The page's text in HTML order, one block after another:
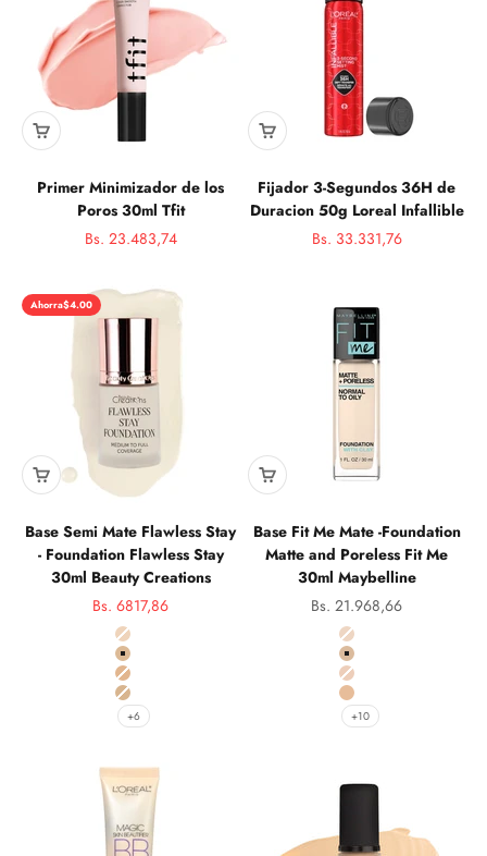
Primer Minimizador de los
Poros 30ml Tfit
Precio de oferta
Bs. 23.483,74
Fijador 3-Segundos 36H de
Duracion 50g Loreal Infallible
Precio de oferta
Bs. 33.331,76
Ahorra$4.00
Base Semi Mate Flawless Stay
- Foundation Flawless Stay
30ml Beauty Creations
Precio de oferta
Bs. 6817,86
Color
FS 2.0
FS 3.6
FS 4.0
FS 4.6
+6
Base Fit Me Mate -Foundation
Matte and Poreless Fit Me
30ml Maybelline
Precio de oferta
Bs. 21.968,66
Color
110 Porcelain Matte
118 Light Beige Matte
120 Classic Ivory
128 Warm Nude
+10